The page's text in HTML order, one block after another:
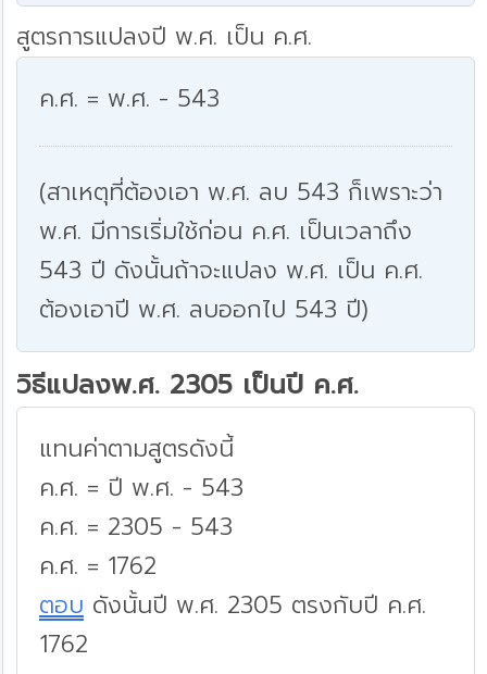
สูตรการแปลงปี พ.ศ. เป็น ค.ศ.
ค.ศ. = พ.ศ. - 543
(สาเหตุที่ต้องเอา พ.ศ. ลบ 543 ก็เพราะว่า
พ.ศ. มีการเริ่มใช้ก่อน ค.ศ. เป็นเวลาถึง
543 ปี ดังนั้นถ้าจะแปลง พ.ศ. เป็น ค.ศ.
ต้องเอาปี พ.ศ. ลบออกไป 543 ปี)
วิธีแปลงพ.ศ. 2305 เป็นปี ค.ศ.
แทนค่าตามสูตรดังนี้
ค.ศ. = ปี พ.ศ. - 543
ค.ศ. = 2305 - 543
ค.ศ. = 1762
ตอบ ดังนั้นปี พ.ศ. 2305 ตรงกับปี ค.ศ.
1762